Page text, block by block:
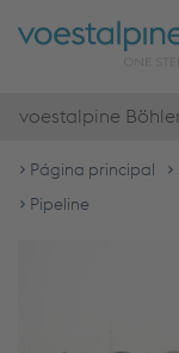
voestalpine
Página principal
Pipeline